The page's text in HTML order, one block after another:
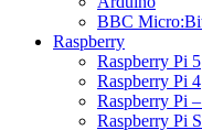
BBC
Raspberry
Raspberry Pi 5
Raspberry Pi 4
Raspberry Pi
Raspberry Pi